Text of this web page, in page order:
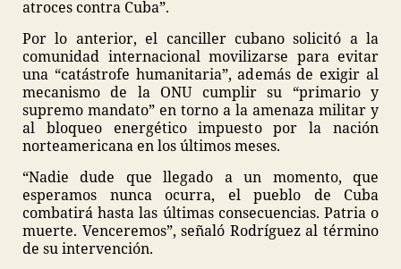
atroces contra Cuba”.
Por lo anterior, el canciller cubano solicitó a la
comunidad internacional movilizarse para evitar
una “catástrofe humanitaria”, además de exigir al
mecanismo de la ONU cumplir su “primario y
supremo mandato” en torno a la amenaza militar y
al bloqueo energético impuesto por la nación
norteamericana en los últimos meses.
“Nadie dude que llegado a un momento, que
esperamos nunca ocurra, el pueblo de Cuba
combatirá hasta las últimas consecuencias. Patria o
muerte. Venceremos”, señaló Rodríguez al término
de su intervención.